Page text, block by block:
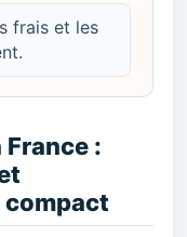
frais et les
:
compact